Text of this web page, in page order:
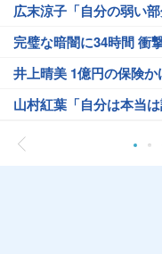
広末涼子「自分の弱い
完璧な暗闇に34時間 衝
井上晴美 1億円の保険
山村紅葉「自分は本当は